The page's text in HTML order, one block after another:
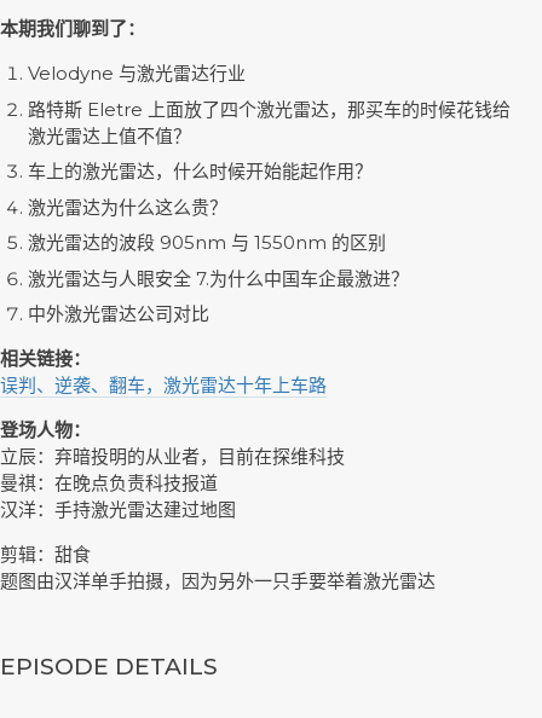
本期我们聊到了：
Velodyne 与激光雷达行业
路特斯 Eletre 上面放了四个激光雷达，那买车的时候花钱给
激光雷达上值不值？
车上的激光雷达，什么时候开始能起作用？
激光雷达为什么这么贵？
激光雷达的波段 905nm 与 1550nm 的区别
激光雷达与人眼安全 7.为什么中国车企最激进？
中外激光雷达公司对比
相关链接：
误判、逆袭、翻车，激光雷达十年上车路
登场人物：
立辰：弃暗投明的从业者，目前在探维科技
曼祺：在晚点负责科技报道
汉洋：手持激光雷达建过地图
剪辑：甜食
题图由汉洋单手拍摄，因为另外一只手要举着激光雷达
EPISODE DETAILS